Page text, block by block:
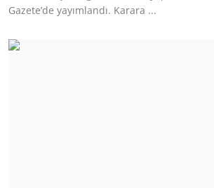
Gazete’de yayımlandı. Karara ...